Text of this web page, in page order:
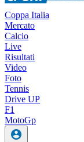
Coppa Italia
Mercato
Calcio
Live
Risultati
Video
Foto
Tennis
Drive UP
F1
MotoGp